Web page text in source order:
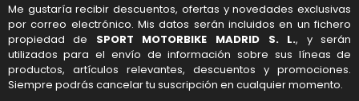
Me gustaría recibir descuentos, ofertas y novedades exclusivas
por correo electrónico. Mis datos serán incluidos en un fichero
propiedad de SPORT MOTORBIKE MADRID S. L., y serán
utilizados para el envío de información sobre sus líneas de
productos, artículos relevantes, descuentos y promociones.
Siempre podrás cancelar tu suscripción en cualquier momento.